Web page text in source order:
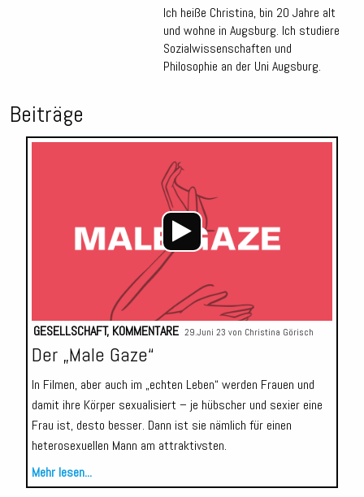
Ich heiße Christina, bin 20 Jahre alt
und wohne in Augsburg. Ich studiere
Sozialwissenschaften und
Philosophie an der Uni Augsburg.
Beiträge
GESELLSCHAFT, KOMMENTARE 29.Juni 23 von Christina Görisch
Der „Male Gaze“
In Filmen, aber auch im „echten Leben“ werden Frauen und
damit ihre Körper sexualisiert – je hübscher und sexier eine
Frau ist, desto besser. Dann ist sie nämlich für einen
heterosexuellen Mann am attraktivsten.
Mehr lesen...